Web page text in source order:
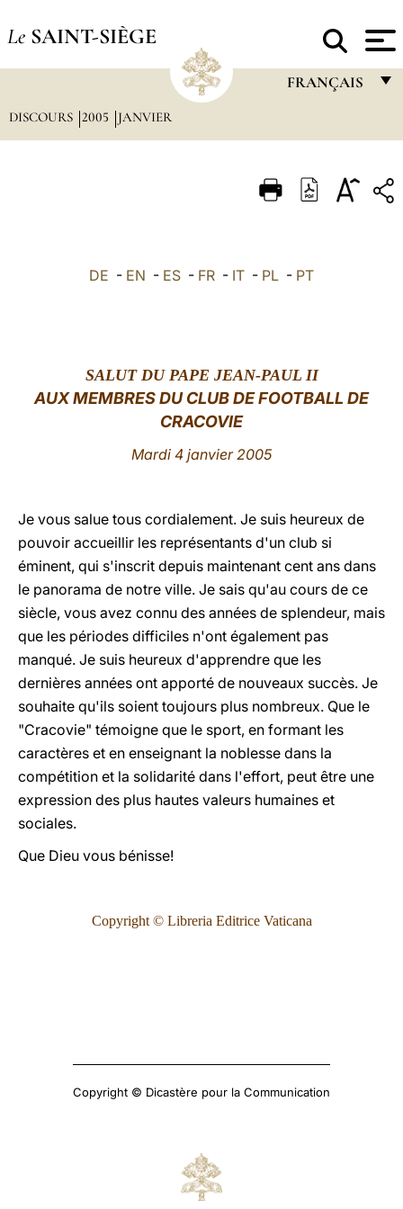
Le SAINT-SIÈGE
FRANÇAIS
ITALIANO
中文
DISCOURS 2005 JANVIER
DE - EN - ES - FR - IT - PL - PT
SALUTDU PAPE JEAN-PAUL II
AUX MEMBRES DU CLUB DE FOOTBALL DE
CRACOVIE
Mardi 4 janvier 2005
Je vous salue tous cordialement. Je suis heureux de
pouvoir accueillir les représentants d'un club si
éminent, qui s'inscrit depuis maintenant cent ans dans
le panorama de notre ville. Je sais qu'au cours de ce
siècle, vous avez connu des années de splendeur, mais
que les périodes difficiles n'ont également pas
manqué. Je suis heureux d'apprendre que les
dernières années ont apporté de nouveaux succès. Je
souhaite qu'ils soient toujours plus nombreux. Que le
"Cracovie" témoigne que le sport, en formant les
caractères et en enseignant la noblesse dans la
compétition et la solidarité dans l'effort, peut être une
expression des plus hautes valeurs humaines et
sociales.
Que Dieu vous bénisse!
Copyright © Libreria Editrice Vaticana
Copyright © Dicastère pour la Communication